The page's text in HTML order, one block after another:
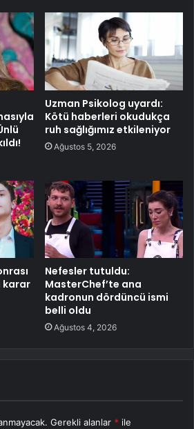
Uzman Psikolog uyardı:
Kötü haberleri okudukça
ruh sağlığımız etkileniyor
Ağustos 5, 2026
karar
Nefesler tutuldu:
MasterChef’te ana
kadronun dördüncü ismi
belli oldu
Ağustos 4, 2026
Gerekli alanlar * ile